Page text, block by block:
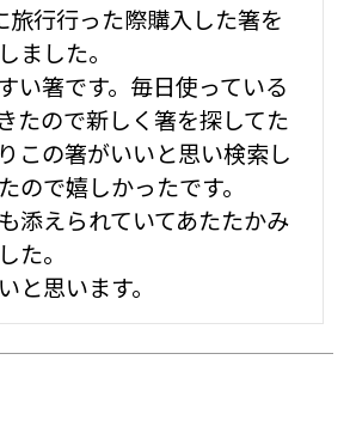
旅行行った際購入した箸を
ました。
い箸です。毎日使っている
たので新しく箸を探してた
この箸がいいと思い検索し
ので嬉しかったです。
添えられていてあたたかみ
た。
と思います。